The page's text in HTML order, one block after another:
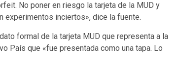
No poner en riesgo la tarjeta de la MUD y
experimentos inciertos», dice la fuente.
formal de la tarjeta MUD que representa a la
País que «fue presentada como una tapa. Lo